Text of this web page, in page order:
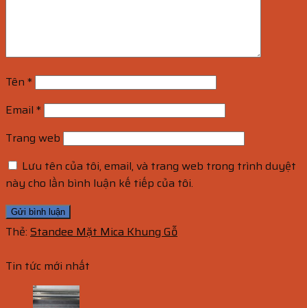
Tên *
Email *
Trang web
Lưu tên của tôi, email, và trang web trong trình duyệt
này cho lần bình luận kế tiếp của tôi.
Thẻ: Standee Mặt Mica Khung Gỗ
Tin tức mới nhất